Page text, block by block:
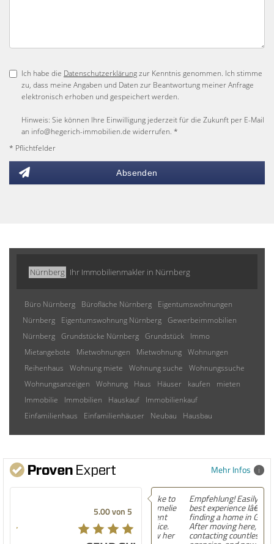
Ich habe die Datenschutzerklärungzur Kenntnis genommen. Ich stimme
zu, dass meine Angaben und Daten zur Beantwortung meiner Anfrage
elektronisch erhoben und gespeichert werden.
Hinweis: Sie können Ihre Einwilligung jederzeit für die Zukunft per E-Mail
an info@hegerich-immobilien.de widerrufen. *
* Pflichtfelder
Absenden
Nürnberg Ihr Immobilienmakler in Nürnberg
Büro Nürnberg Bürofläche Nürnberg
Eigentumswohnungen
Nürnberg
Eigentumswohnung Nürnberg Gewerbeimmobilien
Nürnberg Grundstücke Nürnberg Grundstück
Immo
Mietangebote
Mietwohnungen Mietwohnung Wohnungen
Reihenhaus
Wohnung miete Wohnung suche
Wohnungssuche
Wohnungsanzeigen
Wohnung Haus Häuser kaufen
mieten
Immobilie
Immobilien Hauskauf
Immobilienkauf
Einfamilienhaus
Einfamilienhäuser Neubau Hausbau
Mehr Infos
5.00 von 5
Empfehlung! Easily the
best experience Iâ€™ve had
finding a home in Germany.
After moving here,
contacting countless